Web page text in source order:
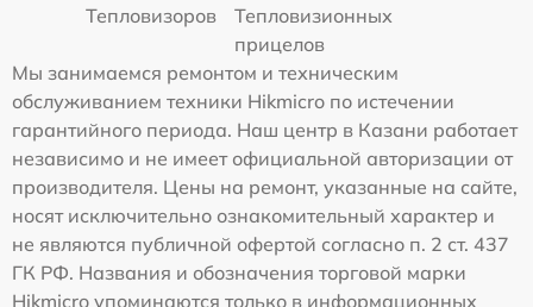
Тепловизоров
Тепловизионных
прицелов
Мы занимаемся ремонтом и техническим
обслуживанием техники Hikmicro по истечении
гарантийного периода. Наш центр в Казани работает
независимо и не имеет официальной авторизации от
производителя. Цены на ремонт, указанные на сайте,
носят исключительно ознакомительный характер и
не являются публичной офертой согласно п. 2 ст. 437
ГК РФ. Названия и обозначения торговой марки
Hikmicro упоминаются только в информационных